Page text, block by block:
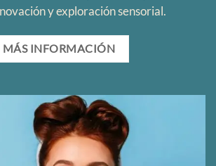
y exploración sensorial.
MÁS INFORMACIÓN